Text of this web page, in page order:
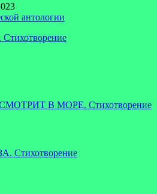
антологии
В МОРЕ. Стихотворение
Стихотворение